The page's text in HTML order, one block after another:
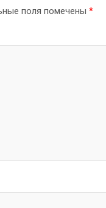
поля помечены *